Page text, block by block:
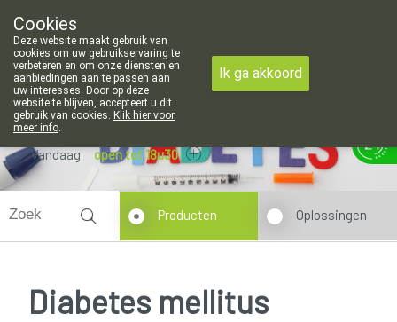
openingsuren voor de apotheek in Attenhoven: dinsdag
011/88 14 74
Vandaag open tot 18u30
Producten Oplossingen
Diabetes mellitus
Cookies
Deze website maakt gebruik van
cookies om uw gebruikservaring te
verbeteren en om onze diensten en
aanbiedingen aan te passen aan
uw interesses. Door op deze
website te blijven, accepteert u dit
gebruik van cookies. Klik hier voor
meer info.
Ik ga akkoord